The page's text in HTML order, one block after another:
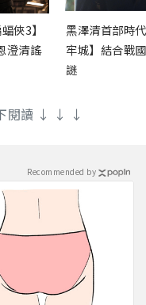
俠3】
澄清謠
黑澤清首部時
牢城】結合戰
謎
閱讀 ↓ ↓ ↓
Recommended by